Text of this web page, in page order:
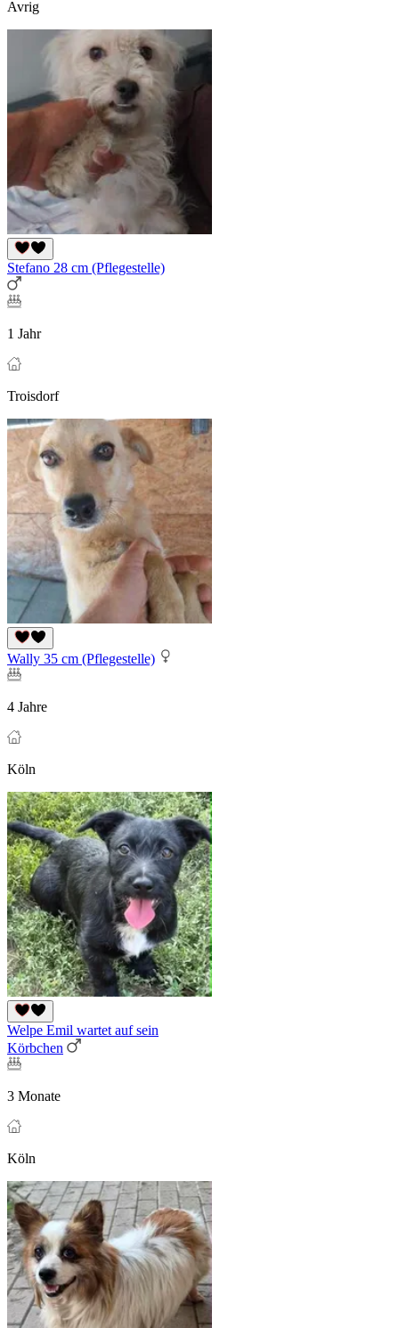
Avrig
Stefano 28 cm (Pflegestelle)
1 Jahr
Troisdorf
Wally 35 cm (Pflegestelle)
4 Jahre
Köln
Welpe Emil wartet auf sein
Körbchen
3 Monate
Köln